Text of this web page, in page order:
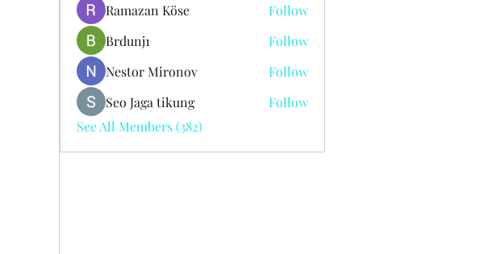
Ramazan Köse
Follow
Brdunj1
Follow
Nestor Mironov
Follow
Seo Jaga tikung
Follow
See All Members (382)